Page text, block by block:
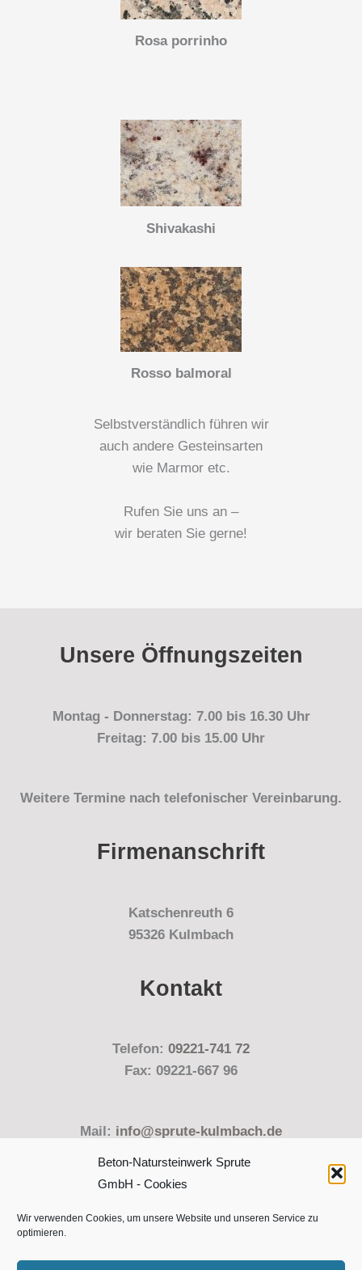
Beton-Natursteinwerk Sprute
GmbH - Cookies
Wir verwenden Cookies, um unsere Website und unseren Service zu
optimieren.
Rosa porrinho
Shivakashi
Rosso balmoral
Selbstverständlich führen wir
auch andere Gesteinsarten
wie Marmor etc.
Rufen Sie uns an –
wir beraten Sie gerne!
Unsere Öffnungszeiten
Montag - Donnerstag: 7.00 bis 16.30 Uhr
Freitag: 7.00 bis 15.00 Uhr
Weitere Termine nach telefonischer Vereinbarung.
Firmenanschrift
Katschenreuth 6
95326 Kulmbach
Kontakt
Telefon: 09221-741 72
Fax: 09221-667 96
Mail: info@sprute-kulmbach.de
Copyright © 2026 Beton-Natursteinwerk Sprute GmbH,
Kulmbach